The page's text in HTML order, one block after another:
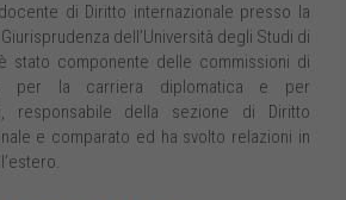
di Diritto internazionale presso la
dell’Università degli Studi di
stato componente delle commissioni di
per la carriera diplomatica e per
responsabile della sezione di Diritto
e comparato ed ha svolto relazioni in